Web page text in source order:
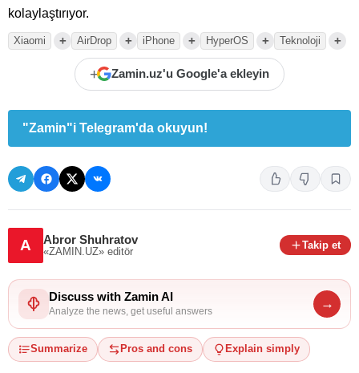
kolaylaştırıyor.
Xiaomi + AirDrop + iPhone + HyperOS + Teknoloji +
+ Zamin.uz'u Google'a ekleyin
"Zamin"i Telegram'da okuyun!
A Abror Shuhratov
«ZAMIN.UZ» editör
Takip et
Discuss with Zamin AI
Analyze the news, get useful answers
→
Summarize Pros and cons Explain simply